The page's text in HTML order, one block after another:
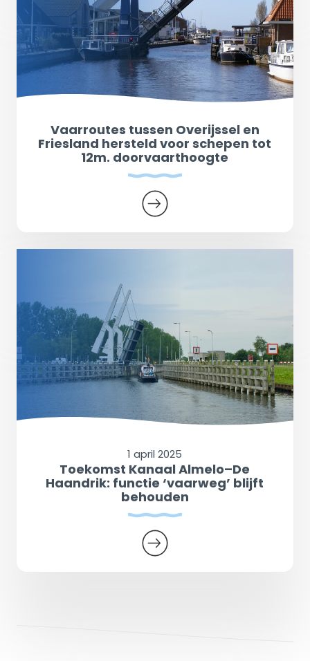
Vaarroutes tussen Overijssel en
Friesland hersteld voor schepen tot
12m. doorvaarthoogte
1 april 2025
Toekomst Kanaal Almelo–De
Haandrik: functie ‘vaarweg’ blijft
behouden